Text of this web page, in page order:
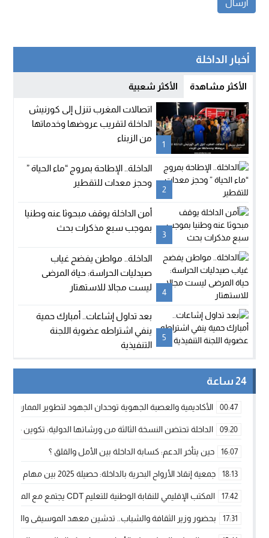
أخبار الداخلة
الأكثر مشاهدة الأكثر شعبية
1
اتصالات المغرب تنزل إلى كورنيش
الداخلة لتقريب عروضها وخدماتها
من الزبناء
2
الداخلة.. الإطاحة بمروج “ماء الحياة ”
وحجز معدات للتقطير
3
أمن الداخلة يوقف مبحوثا عنه وطنيا
بموجب سبع مذكرات بحث
4
الداخلة.. مواطن يفضح غياب
صيدليات الحراسة: حياة المرضى
ليست مجالا للاستهتار
5
بعد تداول إشاعات.. أمبارك حمية
ينفي اشتراطه عضوية اللجنة
التنفيذية
24 ساعة
00:47 الأكاديمية والعصبة الجهوية توحدان الجهود لتطوير الممارسة
09:20 الداخلة تحتضن النسخة الثالثة من ورشاتها الدولية: تكوين
16:07 حين يتأخر الدعم: كسابة الداخلة بين الأمل والقلق ؟
18:13 جمعية إنقاذ الأرواح البحرية بالداخلة: حصيلة 2025 بين مهام الإنقاذ ومشروع “دار البحار”
17:42 المكتب الإقليمي للنقابة الوطنية للتعليم CDT يجتمع مع المدير الإقليمي لمناقشة ملفات جوهرية لنساء ورجال التعليم
17:31 بحضور وزير الثقافة والشباب.. تدشين معهد الموسيقى والفنون